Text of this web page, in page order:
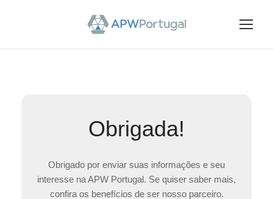
Obrigada!
Obrigado por enviar suas informações e seu
interesse na APW Portugal. Se quiser saber mais,
confira os benefícios de ser nosso parceiro.